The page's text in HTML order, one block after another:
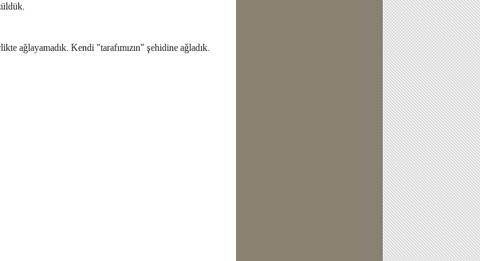
ağlayamadık. Kendi "tarafımızın" şehidine ağladık.